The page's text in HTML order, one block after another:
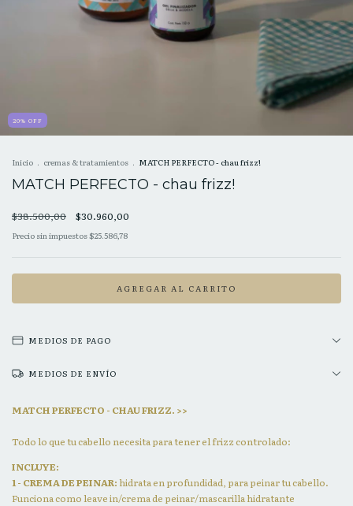
20% OFF
Inicio . cremas & tratamientos . MATCH PERFECTO - chau frizz!
MATCH PERFECTO - chau frizz!
$38.500,00 $30.960,00
Precio sin impuestos$25.586,78
MEDIOS DE PAGO
MEDIOS DE ENVÍO
MATCH PERFECTO - CHAU FRIZZ. >>
Todo lo que tu cabello necesita para tener el frizz controlado:
INCLUYE:
1 - CREMA DE PEINAR: hidrata en profundidad, para peinar tu cabello.
Funciona como leave in/crema de peinar/mascarilla hidratante